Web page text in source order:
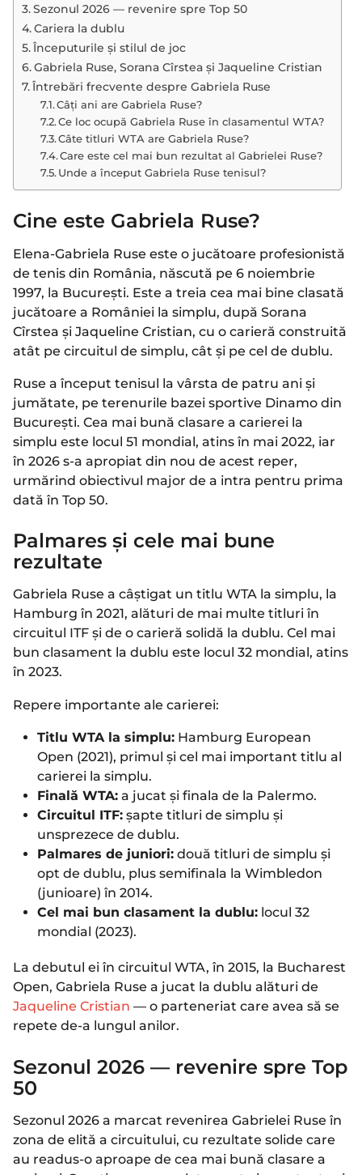
Sezonul 2026 — revenire spre Top 50
Cariera la dublu
Începuturile și stilul de joc
Gabriela Ruse, Sorana Cîrstea și Jaqueline Cristian
Întrebări frecvente despre Gabriela Ruse
Câți ani are Gabriela Ruse?
Ce loc ocupă Gabriela Ruse în clasamentul WTA?
Câte titluri WTA are Gabriela Ruse?
Care este cel mai bun rezultat al Gabrielei Ruse?
Unde a început Gabriela Ruse tenisul?
Cine este Gabriela Ruse?
Elena-Gabriela Ruse este o jucătoare profesionistă
de tenis din România, născută pe 6 noiembrie
1997, la București. Este a treia cea mai bine clasată
jucătoare a României la simplu, după Sorana
Cîrstea și Jaqueline Cristian, cu o carieră construită
atât pe circuitul de simplu, cât și pe cel de dublu.
Ruse a început tenisul la vârsta de patru ani și
jumătate, pe terenurile bazei sportive Dinamo din
București. Cea mai bună clasare a carierei la
simplu este locul 51 mondial, atins în mai 2022, iar
în 2026 s-a apropiat din nou de acest reper,
urmărind obiectivul major de a intra pentru prima
dată în Top 50.
Palmares și cele mai bune
rezultate
Gabriela Ruse a câștigat un titlu WTA la simplu, la
Hamburg în 2021, alături de mai multe titluri în
circuitul ITF și de o carieră solidă la dublu. Cel mai
bun clasament la dublu este locul 32 mondial, atins
în 2023.
Repere importante ale carierei:
Titlu WTA la simplu: Hamburg European
Open (2021), primul și cel mai important titlu al
carierei la simplu.
Finală WTA: a jucat și finala de la Palermo.
Circuitul ITF: șapte titluri de simplu și
unsprezece de dublu.
Palmares de juniori: două titluri de simplu și
opt de dublu, plus semifinala la Wimbledon
(junioare) în 2014.
Cel mai bun clasament la dublu: locul 32
mondial (2023).
La debutul ei în circuitul WTA, în 2015, la Bucharest
Open, Gabriela Ruse a jucat la dublu alături de
Jaqueline Cristian — o parteneriat care avea să se
repete de-a lungul anilor.
Sezonul 2026 — revenire spre Top
50
Sezonul 2026 a marcat revenirea Gabrielei Ruse în
zona de elită a circuitului, cu rezultate solide care
au readus-o aproape de cea mai bună clasare a